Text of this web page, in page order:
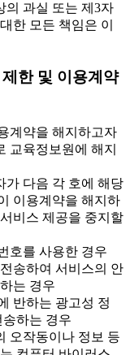
의 과실 또는 제3자
한 모든 책임은 이
한 및 이용계약
계약을 해지하고자
교육정보원에 해지
다음 각 호에 해당
이용계약을 해지하
비스 제공을 중지할
호를 사용한 경우
송하여 서비스의 안
는 경우
반하는 광고성 정
송하는 경우
오작동이나 정보 등